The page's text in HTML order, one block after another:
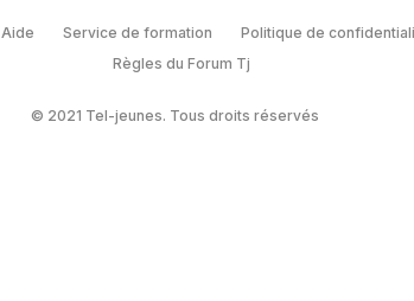
Aide Service de formation
Politique de
Règles du Forum Tj
© 2021 Tel-jeunes. Tous droits réservés